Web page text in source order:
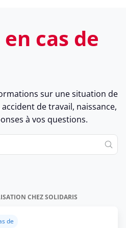
cas de
sur une situation de
de travail, naissance,
à vos questions.
CHEZ SOLIDARIS
de